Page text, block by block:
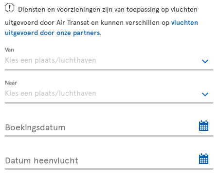
Diensten en voorzieningen zijn van toepassing op vluchten
uitgevoerd door Air Transat en kunnen verschillen op vluchten
uitgevoerd door onze partners.
Van
Naar
Boekingsdatum
Datum heenvlucht